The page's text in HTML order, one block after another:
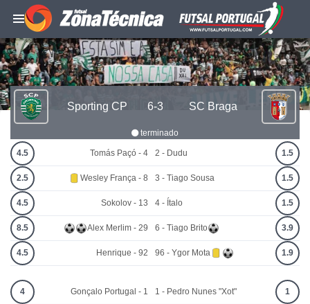
Sporting CP 6-3 SC Braga
terminado
4.5 Tomás Paçó - 4
2.5 Wesley França - 8
4.5 Sokolov - 13
8.5 Alex Merlim - 29
4.5 Henrique - 92
2 - Dudu 1.5
3 - Tiago Sousa 1.5
4 - Ítalo 1.5
6 - Tiago Brito 3.9
96 - Ygor Mota 1.9
4 Gonçalo Portugal - 1 1 - Pedro Nunes "Xot" 1